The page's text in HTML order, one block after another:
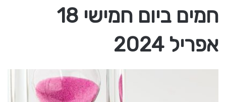
חמים ביום חמישי 18
אפריל 2024